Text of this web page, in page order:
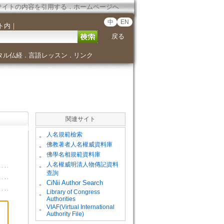
イトの内容を引用する．ホームページへ
内 ｜ 中 EN
戻る
ル仏経． 言語レッスン ． リンク
関連サイト
。 人名規範檢索
。 佛教著者人名權威資料庫
。 佛學名相規範資料庫
。
人名權威明清人物傳記資料
查詢
。
CiNii Author Search
。
Library of Congress
Authorities
。
VIAF(Virtual International
Authority File)